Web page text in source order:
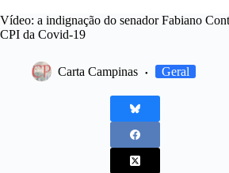
Vídeo: a indignação do senador Fabiano
CPI da Covid-19
Carta Campinas Geral